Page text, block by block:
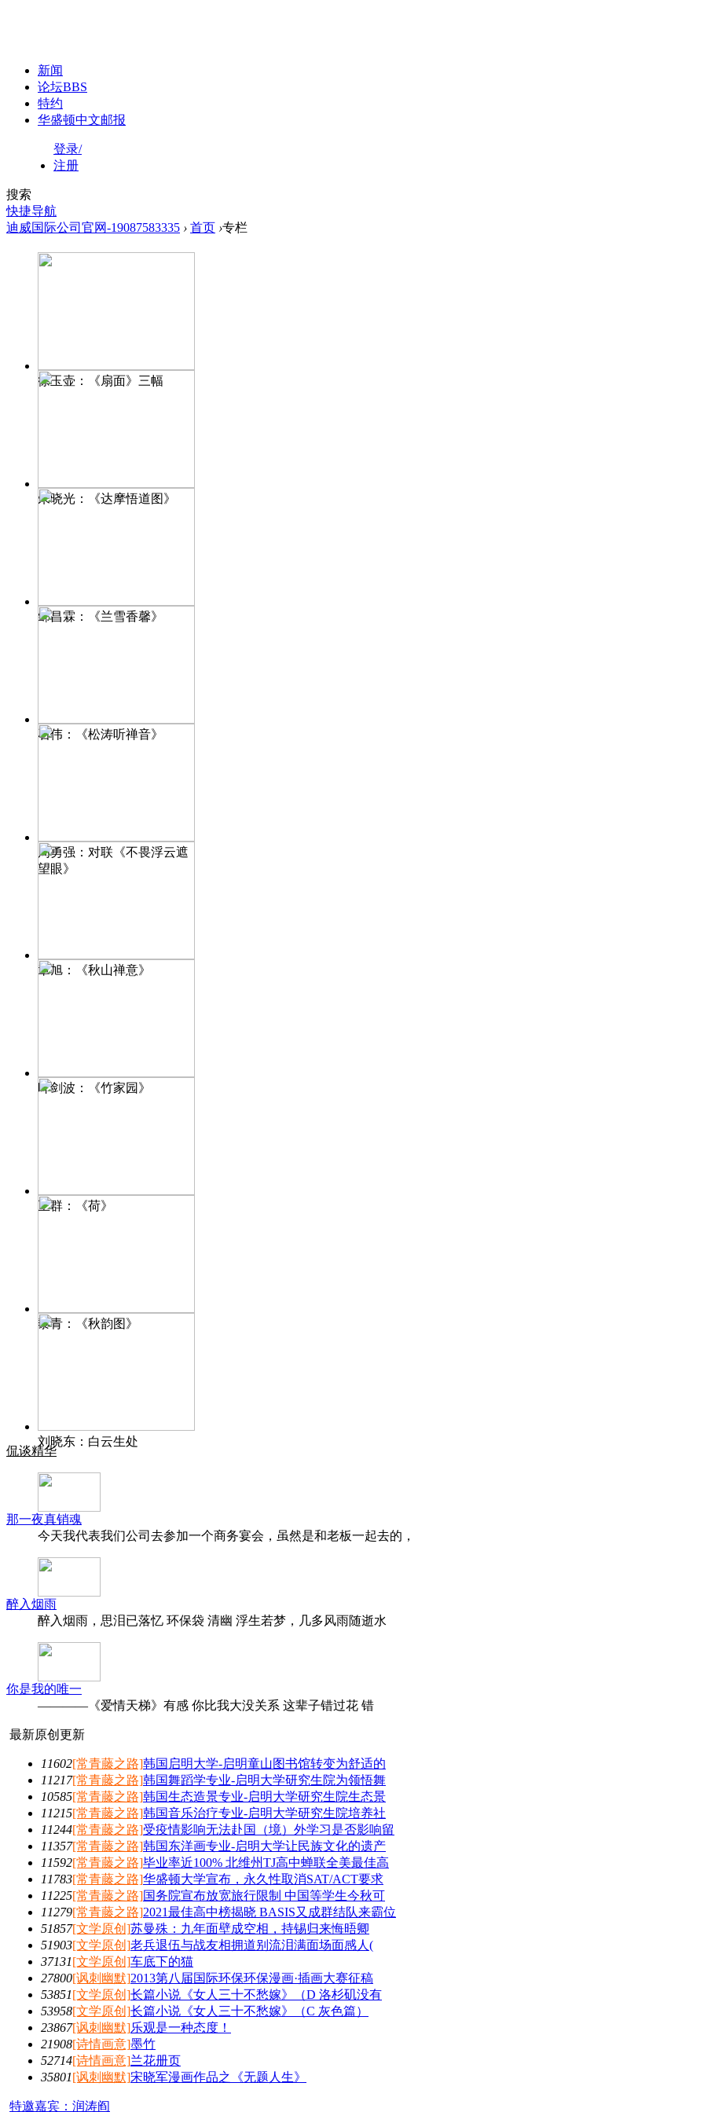
新闻
论坛BBS
特约
华盛顿中文邮报
登录/
注册
搜索
快捷导航
迪威国际公司官网-19087583335 › 首页 ›专栏
徐玉壶：《扇面》三幅
朱晓光：《达摩悟道图》
邹昌霖：《兰雪香馨》
石伟：《松涛听禅音》
周勇强：对联《不畏浮云遮
望眼》
章旭：《秋山禅意》
叶剑波：《竹家园》
王群：《荷》
黎青：《秋韵图》
刘晓东：白云生处
侃谈精华
那一夜真销魂
今天我代表我们公司去参加一个商务宴会，虽然是和老板一起去的，
醉入烟雨
醉入烟雨，思泪已落忆 环保袋 清幽 浮生若梦，几多风雨随逝水
你是我的唯一
————《爱情天梯》有感 你比我大没关系 这辈子错过花 错
最新原创更新
11602[常青藤之路]韩国启明大学-启明童山图书馆转变为舒适的
11217[常青藤之路]韩国舞蹈学专业-启明大学研究生院为领悟舞
10585[常青藤之路]韩国生态造景专业-启明大学研究生院生态景
11215[常青藤之路]韩国音乐治疗专业-启明大学研究生院培养社
11244[常青藤之路]受疫情影响无法赴国（境）外学习是否影响留
11357[常青藤之路]韩国东洋画专业-启明大学让民族文化的遗产
11592[常青藤之路]毕业率近100% 北维州TJ高中蝉联全美最佳高
11783[常青藤之路]华盛顿大学宣布，永久性取消SAT/ACT要求
11225[常青藤之路]国务院宣布放宽旅行限制 中国等学生今秋可
11279[常青藤之路]2021最佳高中榜揭晓 BASIS又成群结队来霸位
51857[文学原创]苏曼殊：九年面壁成空相，持锡归来悔晤卿
51903[文学原创]老兵退伍与战友相拥道别流泪满面场面感人(
37131[文学原创]车底下的猫
27800[讽刺幽默]2013第八届国际环保环保漫画·插画大赛征稿
53851[文学原创]长篇小说《女人三十不愁嫁》（D 洛杉矶没有
53958[文学原创]长篇小说《女人三十不愁嫁》（C 灰色篇）
23867[讽刺幽默]乐观是一种态度！
21908[诗情画意]墨竹
52714[诗情画意]兰花册页
35801[讽刺幽默]宋晓军漫画作品之《无题人生》
特邀嘉宾：润涛阎